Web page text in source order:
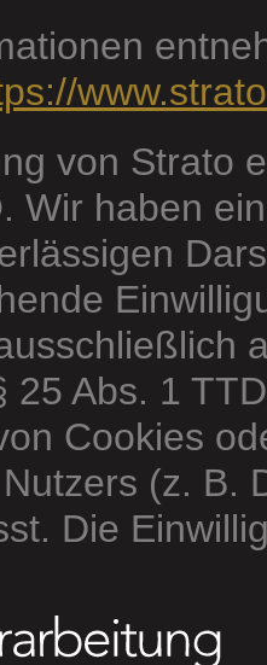
von Strato
Wir haben
25 Abs. 1
Cookies
(z. B.
Die